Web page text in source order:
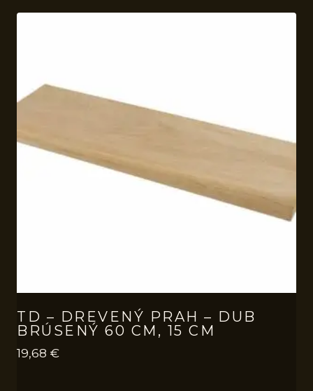
TD – DREVENÝ PRAH – DUB
BRÚSENÝ 60 CM, 15 CM
19,68 €